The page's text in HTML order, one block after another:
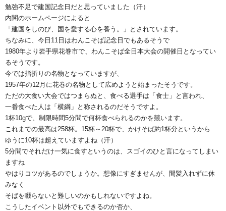
勉強不足で建国記念日だと思っていました（汗）
内閣のホームページによると
「建国をしのび、国を愛する心を養う。」とされています。
ちなみに、今日11日はわんこそば記念日でもあるそうで
1980年より岩手県花巻市で、わんこそば全日本大会の開催日となってい
るそうです。
今では指折りの名物となっていますが、
1957年の12月に花巻の名物として広めようと始まったそうです。
ただの大食い大会ではつまらぬと、食べる選手は「食士」と言われ、
一番食べた人は「横綱」と称されるのだそうですよ。
1杯10gで、制限時間5分間で何杯食べられるのかを競います。
これまでの最高は258杯。15杯～20杯で、かけそば約1杯分というから
ゆうに10杯は超えていますよね（汗）
5分間でそれだけ一気に食すというのは、スゴイのひと言になってしまい
ますね
やはりコツがあるのでしょうか。想像にすぎませんが、間髪入れずに休
みなく
そばを啜らないと難しいのかもしれないですよね。
こうしたイベント以外でもできるのか否か、